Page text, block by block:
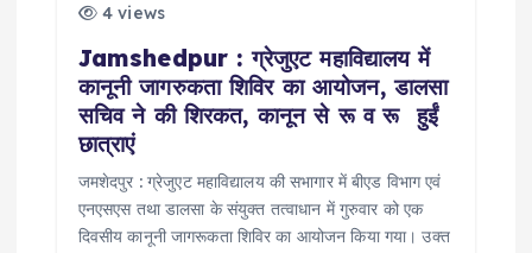
4 views
Jamshedpur : ग्रेजुएट महाविद्यालय में
कानूनी जागरुकता शिविर का आयोजन, डालसा
सचिव ने की शिरकत, कानून से रू व रू हुईं
छात्राएं
जमशेदपुर : ग्रेजुएट महाविद्यालय की सभागार में बीएड विभाग एवं
एनएसएस तथा डालसा के संयुक्त तत्वाधान में गुरुवार को एक
दिवसीय कानूनी जागरूकता शिविर का आयोजन किया गया। उक्त